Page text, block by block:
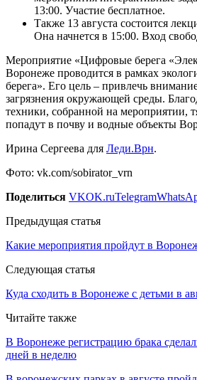
13:00. Участие бесплатное.
Также 13 августа состоится
Она начнется в 15:00. Вход
Мероприятие «Цифровые берега
Воронеже проводится в рамках
берега». Его цель – привлечь
загрязнения окружающей среды.
техники, собранной на мероприятии,
попадут в почву и водные объекты
Ирина Сергеева для Леди.Врн.
Фото: vk.com/sobirator_vrn
Поделиться VKOK.ruTelegram
Предыдущая статья
Какие мероприятия пройдут в
Следующая статья
Куда сходить в Воронеже с детьми в
Читайте также
В Воронеже регистрацию брака
дней в неделю